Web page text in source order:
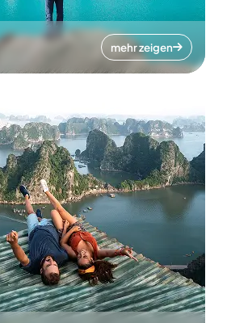
mehr zeigen